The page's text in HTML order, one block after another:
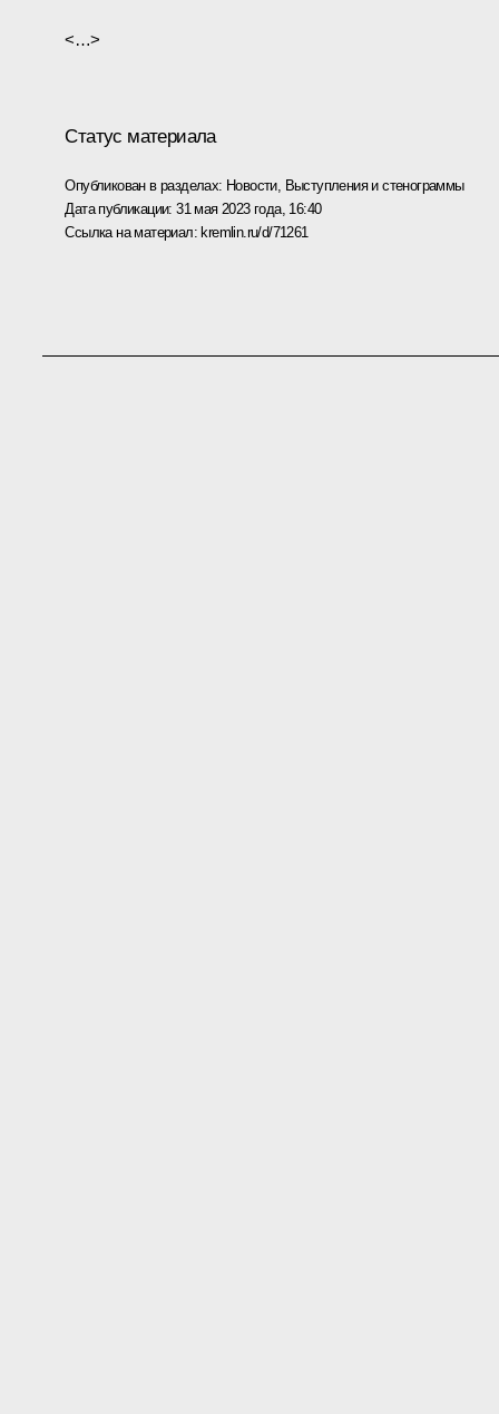
<…>
Статус материала
Опубликован в разделах: Новости, Выступления и стенограммы
Дата публикации:31 мая 2023 года, 16:40
Ссылка на материал: kremlin.ru/d/71261